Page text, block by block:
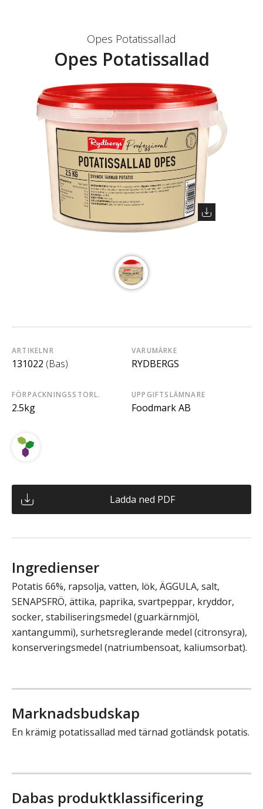
Opes Potatissallad
Opes Potatissallad
ARTIKELNR
131022 (Bas)
VARUMÄRKE
RYDBERGS
FÖRPACKNINGSSTORL.
2.5kg
UPPGIFTSLÄMNARE
Foodmark AB
Ladda ned PDF
Ingredienser
Potatis 66%, rapsolja, vatten, lök, ÄGGULA, salt,
SENAPSFRÖ, ättika, paprika, svartpeppar, kryddor,
socker, stabiliseringsmedel (guarkärnmjöl,
xantangummi), surhetsreglerande medel (citronsyra),
konserveringsmedel (natriumbensoat, kaliumsorbat).
Marknadsbudskap
En krämig potatissallad med tärnad gotländsk potatis.
Dabas produktklassificering